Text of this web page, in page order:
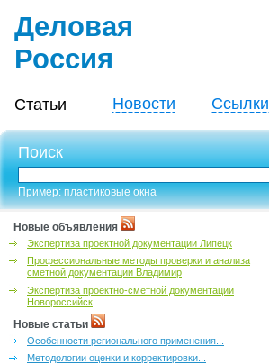
Деловая
Россия
Статьи Новости Ссылки
Поиск
Пример: пластиковые окна
Новые объявления
Экспертиза проектной документации Липецк
Профессиональные методы проверки и анализа
сметной документации Владимир
Экспертиза проектно-сметной документации
Новороссийск
Новые статьи
Особенности регионального применения...
Методологии оценки и корректировки...